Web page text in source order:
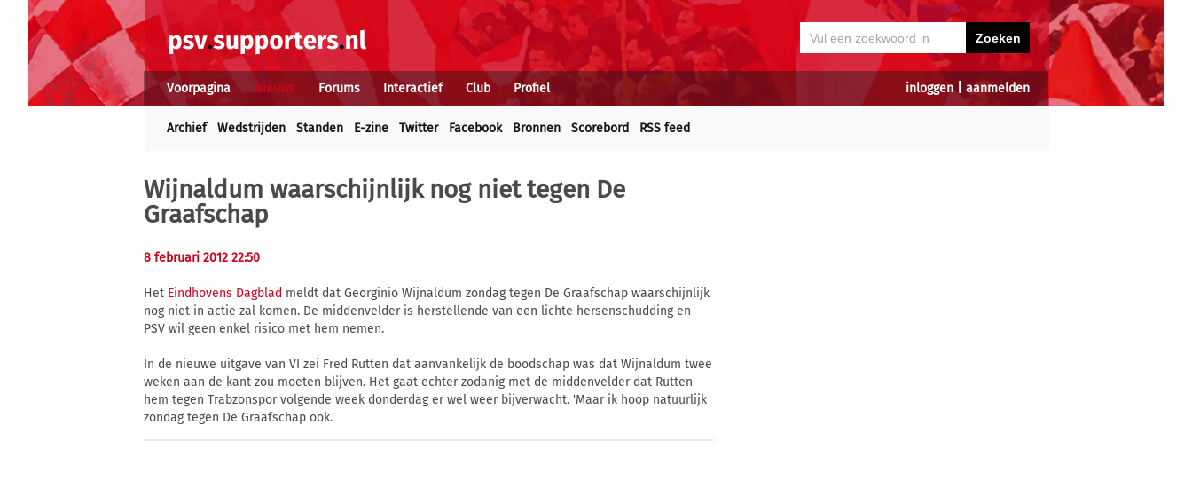
inloggen| aanmelden
Voorpagina Nieuws Forums Interactief Club Profiel
Archief Wedstrijden Standen E-zine Twitter Facebook Bronnen Scorebord RSS feed
Wijnaldum waarschijnlijk nog niet tegen De
Graafschap
8 februari 2012 22:50
Het Eindhovens Dagblad meldt dat Georginio Wijnaldum zondag tegen De Graafschap waarschijnlijk
nog niet in actie zal komen. De middenvelder is herstellende van een lichte hersenschudding en
PSV wil geen enkel risico met hem nemen.
In de nieuwe uitgave van VI zei Fred Rutten dat aanvankelijk de boodschap was dat Wijnaldum twee
weken aan de kant zou moeten blijven. Het gaat echter zodanig met de middenvelder dat Rutten
hem tegen Trabzonspor volgende week donderdag er wel weer bijverwacht. 'Maar ik hoop natuurlijk
zondag tegen De Graafschap ook.'